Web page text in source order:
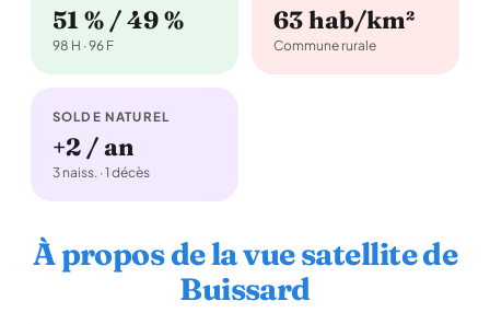
51 % / 49 %
98 H · 96 F
63 hab/km²
Commune rurale
SOLDE NATUREL
+2 / an
3 naiss. · 1 décès
À propos de la vue satellite de
Buissard